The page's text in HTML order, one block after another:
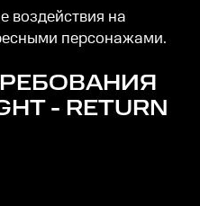
на
персонажами.
- RETURN